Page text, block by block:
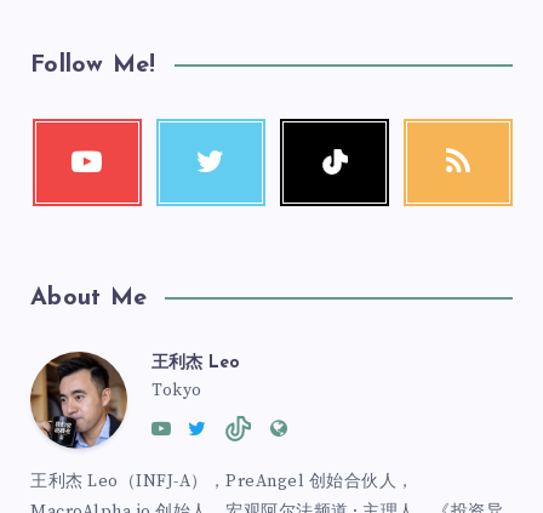
Follow Me!
About Me
王利杰 Leo
Tokyo
王利杰 Leo（INFJ-A），PreAngel 创始合伙人，